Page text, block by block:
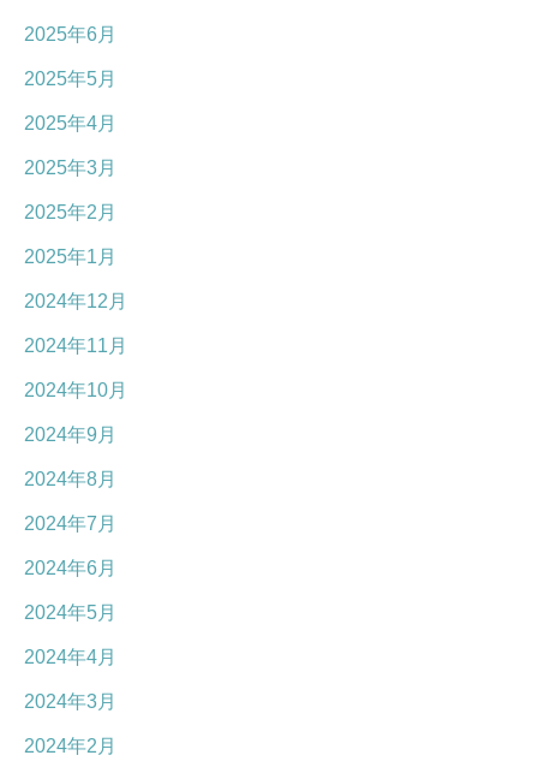
2025年6月
2025年5月
2025年4月
2025年3月
2025年2月
2025年1月
2024年12月
2024年11月
2024年10月
2024年9月
2024年8月
2024年7月
2024年6月
2024年5月
2024年4月
2024年3月
2024年2月